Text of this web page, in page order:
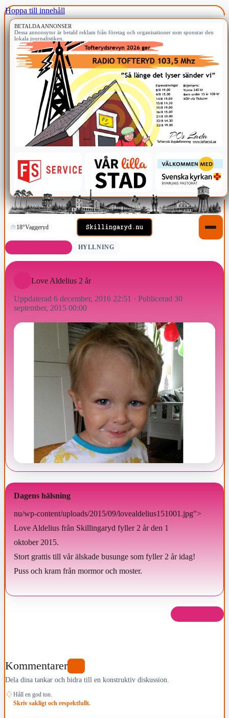
Hoppa till innehåll
BETALDA ANNONSER
Dessa annonsytor är betald reklam från företag och organisationer som sponsrar den
lokala journalistiken.
18°Vaggeryd
HYLLNING
Love Aldelius 2 år
Uppdaterad 6 december, 2016 22:51 · Publicerad 30
september, 2015 00:00
Dagens hälsning
nu/wp-content/uploads/2015/09/lovealdelius151001.jpg">
Love Aldelius från Skillingaryd fyller 2 år den 1
oktober 2015.
Stort grattis till vår älskade busunge som fyller 2 år idag!
Puss och kram från mormor och moster.
Kommentarer
Dela dina tankar och bidra till en konstruktiv diskussion.
♢ Håll en god ton.
Skriv sakligt och respektfullt.